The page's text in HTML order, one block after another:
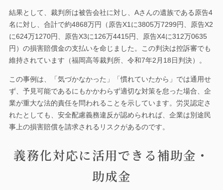
結果として、裁判所は被告会社に対し、Aさんの遺族である原告4
名に対し、合計で約4868万円（原告X1に3805万7299円、原告X2
に624万1270円、原告X3に126万4415円、原告X4に312万0635
円）の損害賠償金の支払いを命じました。この判決は控訴審でも
維持されています（福岡高等裁判所、令和7年2月18日判決）。
この事例は、「気づかなかった」「慣れていたから」では通用せ
ず、予見可能であるにもかかわらず適切な対策を怠った場合、企
業が重大な法的責任を問われることを示しています。労災認定さ
れたとしても、安全配慮義務違反が認められれば、企業は別途民
事上の損害賠償を請求されるリスクがあるのです。
義務化対応に活用できる補助金・
助成金